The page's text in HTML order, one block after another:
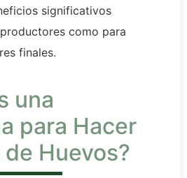
significativos
como para
finales.
una
para Hacer
Huevos?